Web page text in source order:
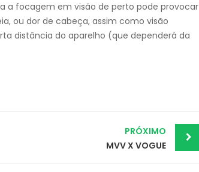
a focagem em visão de perto pode provocar
ou dor de cabeça, assim como visão
distância do aparelho (que dependerá da
PRÓXIMO
MVV X VOGUE